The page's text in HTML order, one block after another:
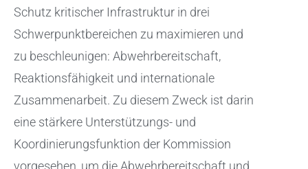
Schutz kritischer Infrastruktur in drei
Schwerpunktbereichen zu maximieren und
zu beschleunigen: Abwehrbereitschaft,
Reaktionsfähigkeit und internationale
Zusammenarbeit. Zu diesem Zweck ist darin
eine stärkere Unterstützungs- und
Koordinierungsfunktion der Kommission